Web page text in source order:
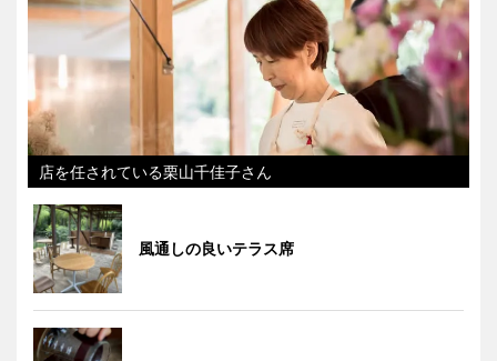
店を任されている栗山千佳子さん
風通しの良いテラス席